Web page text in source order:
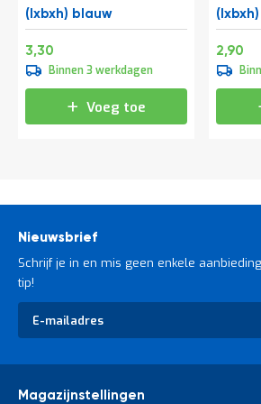
t
Mijn
(lxbxh) blauw
Speciale
prijs
3,30
Binnen 3 werkdagen
Voeg toe
Speciale
prijs
2,90
Nieuwsbrief
Schrijf je in en mis geen enkele
tip!
Abonneer
op
Magazijnstellingen